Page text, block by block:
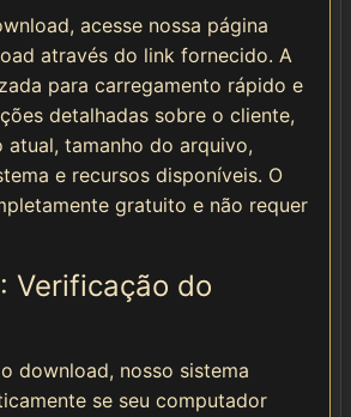
acesse nossa página
através do link fornecido. A
para carregamento rápido e
detalhadas sobre o cliente,
atual, tamanho do arquivo,
e recursos disponíveis. O
gratuito e não requer
Verificação do
download, nosso sistema
se seu computador